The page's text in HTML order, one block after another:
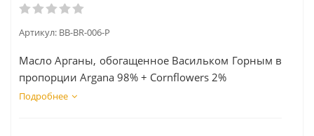
Артикул: BB-BR-006-P
Масло Арганы, обогащенное Васильком Горным в
пропорции Argana 98% + Cornflowers 2%
Подробнее